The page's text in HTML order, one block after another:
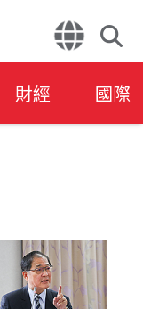
財經 國際